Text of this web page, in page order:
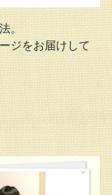
。
ジをお届けして